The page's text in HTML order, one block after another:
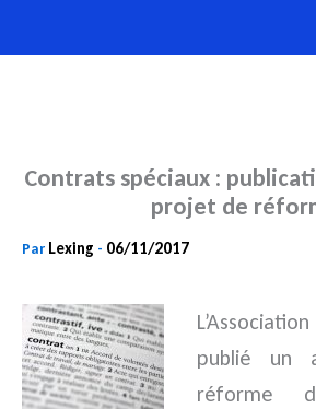
au
Contrats spéciaux :
projet de
Par Lexing - 06/11/2017
publié un
réforme